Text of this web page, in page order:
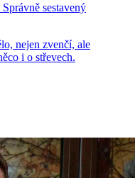
sestavený
nejen zvenčí, ale
i o střevech.